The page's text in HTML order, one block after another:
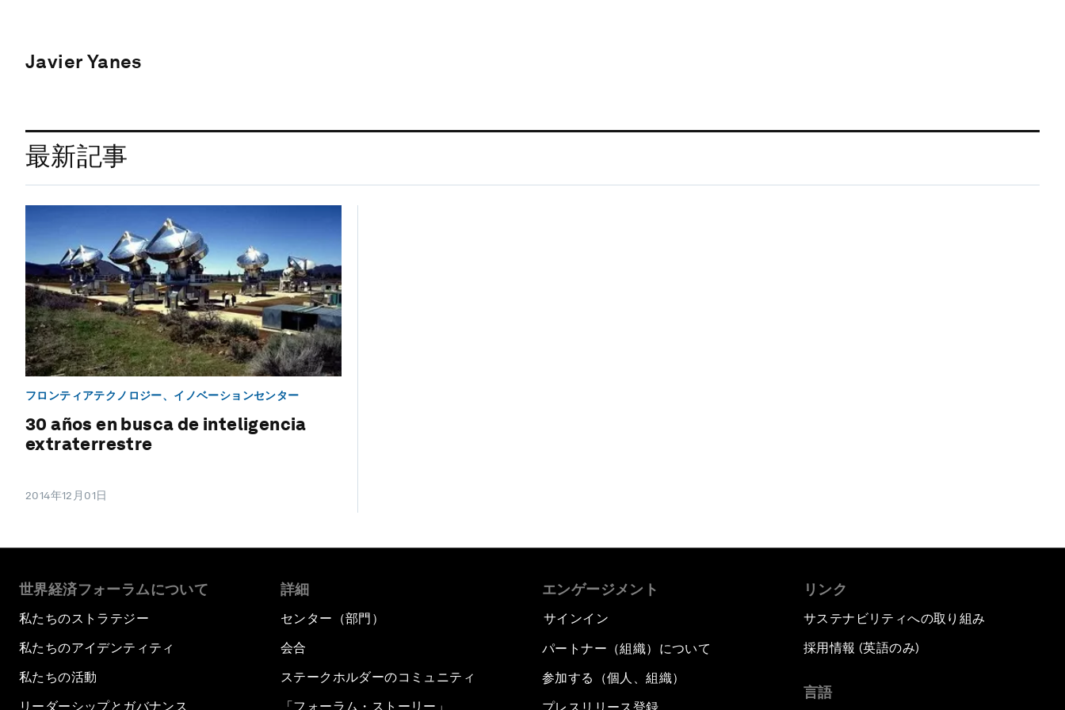
Javier Yanes
最新記事
フロンティアテクノロジー、イノベーションセンター
30 años en busca de inteligencia
extraterrestre
2014年12月01日
世界経済フォーラムについて
私たちのストラテジー
私たちのアイデンティティ
私たちの活動
リーダーシップとガバナンス
詳細
センター（部門）
会合
ステークホルダーのコミュニティ
「フォーラム・ストーリー」
エンゲージメント
サインイン
パートナー（組織）について
参加する（個人、組織）
リンク
サステナビリティへの取り組み
採用情報 (英語のみ)
言語